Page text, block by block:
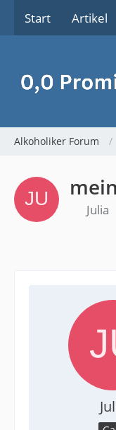
Start Artikel
Alkoholiker Forum
Julia